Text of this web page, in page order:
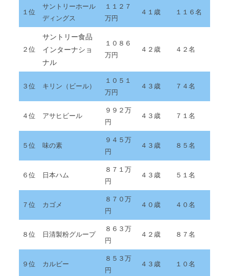
１位
サントリーホール
ディングス
１１２７
万円
４１歳 １１６名
２位
サントリー食品
インターナショ
ナル
１０８６
万円
４２歳 ４２名
３位 キリン（ビール）
１０５１
万円
４３歳 ７４名
４位 アサヒビール
９９２万
円
４３歳 ７１名
５位 味の素
９４５万
円
４３歳 ８５名
６位 日本ハム
８７１万
円
４３歳 ５１名
７位 カゴメ
８７０万
円
４０歳 ４０名
８位 日清製粉グループ
８６３万
円
４２歳 ８７名
９位 カルビー
８５３万
円
４３歳 １０名